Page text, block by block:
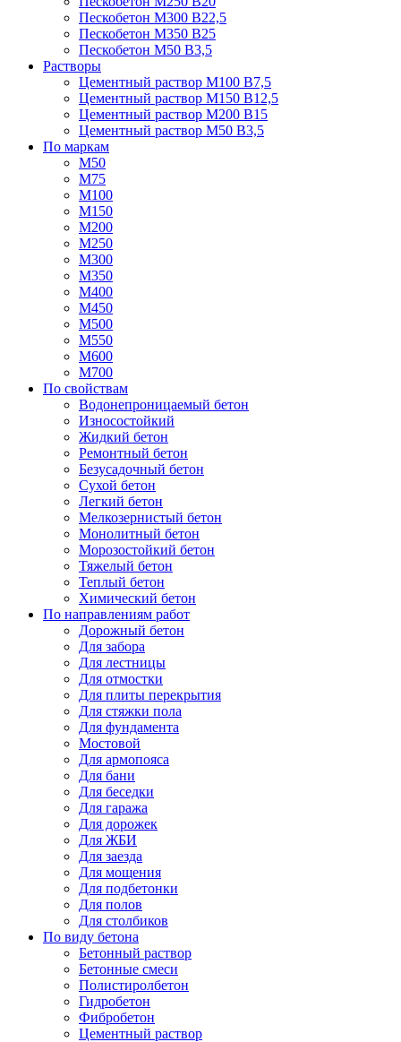
Пескобетон М300 В22,5
Пескобетон М350 В25
Пескобетон М50 В3,5
Растворы
Цементный раствор М100 В7,5
Цементный раствор М150 В12,5
Цементный раствор М200 В15
Цементный раствор М50 В3,5
По маркам
М50
М75
М100
М150
М200
М250
М300
М350
М400
М450
М500
М550
М600
М700
По свойствам
Водонепроницаемый бетон
Износостойкий
Жидкий бетон
Ремонтный бетон
Безусадочный бетон
Сухой бетон
Легкий бетон
Мелкозернистый бетон
Монолитный бетон
Морозостойкий бетон
Тяжелый бетон
Теплый бетон
Химический бетон
По направлениям работ
Дорожный бетон
Для забора
Для лестницы
Для отмостки
Для плиты перекрытия
Для стяжки пола
Для фундамента
Мостовой
Для армопояса
Для бани
Для беседки
Для гаража
Для дорожек
Для ЖБИ
Для заезда
Для мощения
Для подбетонки
Для полов
Для столбиков
По виду бетона
Бетонный раствор
Бетонные смеси
Полистиролбетон
Гидробетон
Фибробетон
Цементный раствор